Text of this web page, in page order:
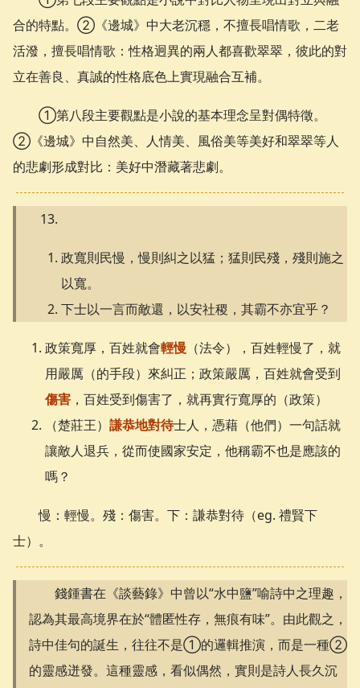
合的特點。②《邊城》中大老沉穩，不擅長唱情歌，二老
活潑，擅長唱情歌：性格迥異的兩人都喜歡翠翠，彼此的對
立在善良、真誠的性格底色上實現融合互補。
①第八段主要觀點是小說的基本理念呈對偶特徵。
②《邊城》中自然美、人情美、風俗美等美好和翠翠等人
的悲劇形成對比：美好中潛藏著悲劇。
政寬則民慢，慢則糾之以猛；猛則民殘，殘則施之
以寬。
下士以一言而敵還，以安社稷，其霸不亦宜乎？
政策寬厚，百姓就會輕慢 （法令），百姓輕慢了，就
用嚴厲（的手段）來糾正；政策嚴厲，百姓就會受到
傷害 ，百姓受到傷害了，就再實行寬厚的（政策）
（楚莊王） 謙恭地對待士人，憑藉（他們）一句話就
讓敵人退兵，從而使國家安定，他稱霸不也是應該的
嗎？
慢：輕慢。殘：傷害。下：謙恭對待（eg. 禮賢下
士）。
錢鍾書在《談藝錄》中曾以“水中鹽”喻詩中之理趣，
認為其最高境界在於“體匿性存，無痕有味”。由此觀之，
詩中佳句的誕生，往往不是①的邏輯推演，而是一種②
的靈感迸發。這種靈感，看似偶然，實則是詩人長久沉